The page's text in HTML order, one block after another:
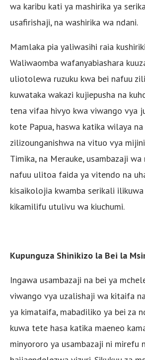
wa karibu kati ya mashirika ya
usafirishaji, na washirika wa ndani.
Mamlaka pia yaliwasihi raia
Waliwaomba wafanyabiashara
uliotolewa ruzuku kwa bei nafuu
kuwataka wakazi kujiepusha na
tena vifaa hivyo kwa viwango vya
kote Papua, haswa katika wilaya
zilizounganishwa na vituo vya mijini
Timika, na Merauke, usambazaji
nafuu ulitoa faida ya vitendo na
kisaikolojia kwamba serikali
kikamilifu utulivu wa kiuchumi.
Kupunguza Shinikizo la Bei la
Ingawa usambazaji na bei ya
viwango vya uzalishaji wa kitaifa
ya kimataifa, mabadiliko ya bei za
kuwa tete hasa katika maeneo
minyororo ya usambazaji ni mirefu